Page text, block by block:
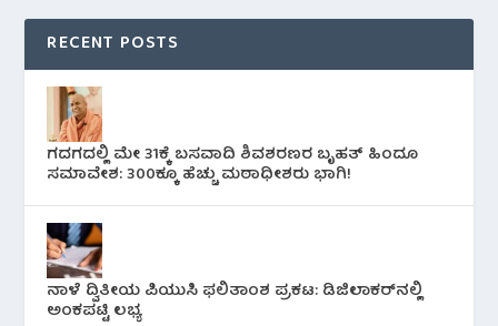
RECENT POSTS
ಗದಗದಲ್ಲಿ ಮೇ 31ಕ್ಕೆ ಬಸವಾದಿ ಶಿವಶರಣರ ಬೃಹತ್ ಹಿಂದೂ
ಸಮಾವೇಶ: 300ಕ್ಕೂ ಹೆಚ್ಚು ಮಠಾಧೀಶರು ಭಾಗಿ!
ನಾಳೆ ದ್ವಿತೀಯ ಪಿಯುಸಿ ಫಲಿತಾಂಶ ಪ್ರಕಟ: ಡಿಜಿಲಾಕರ್‌ನಲ್ಲಿ
ಅಂಕಪಟ್ಟಿ ಲಭ್ಯ